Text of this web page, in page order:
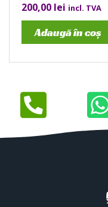
200,00 lei incl. TVA
Adaugă în coș